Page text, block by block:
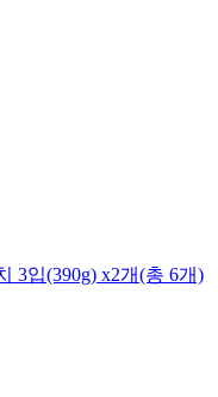
3입(390g) x2개(총 6개)